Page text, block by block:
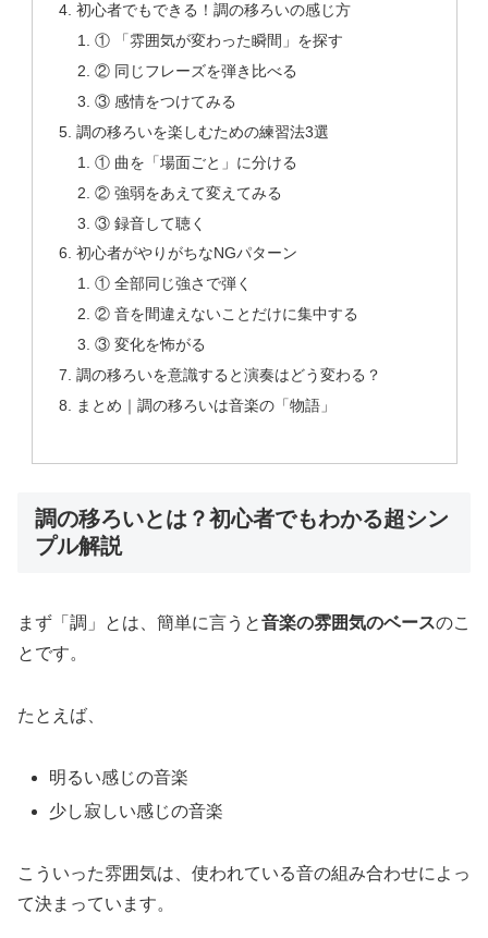
初心者でもできる！調の移ろいの感じ方
① 「雰囲気が変わった瞬間」を探す
② 同じフレーズを弾き比べる
③ 感情をつけてみる
調の移ろいを楽しむための練習法3選
① 曲を「場面ごと」に分ける
② 強弱をあえて変えてみる
③ 録音して聴く
初心者がやりがちなNGパターン
① 全部同じ強さで弾く
② 音を間違えないことだけに集中する
③ 変化を怖がる
調の移ろいを意識すると演奏はどう変わる？
まとめ｜調の移ろいは音楽の「物語」
調の移ろいとは？初心者でもわかる超シン
プル解説
まず「調」とは、簡単に言うと音楽の雰囲気のベースのこ
とです。
たとえば、
明るい感じの音楽
少し寂しい感じの音楽
こういった雰囲気は、使われている音の組み合わせによっ
て決まっています。